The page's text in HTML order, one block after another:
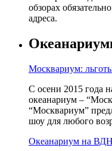
обзорах
адреса.
Москвариум:
С осени 2015 года
океанариум –
“Москвариум”
шоу для любого
Океанариум на